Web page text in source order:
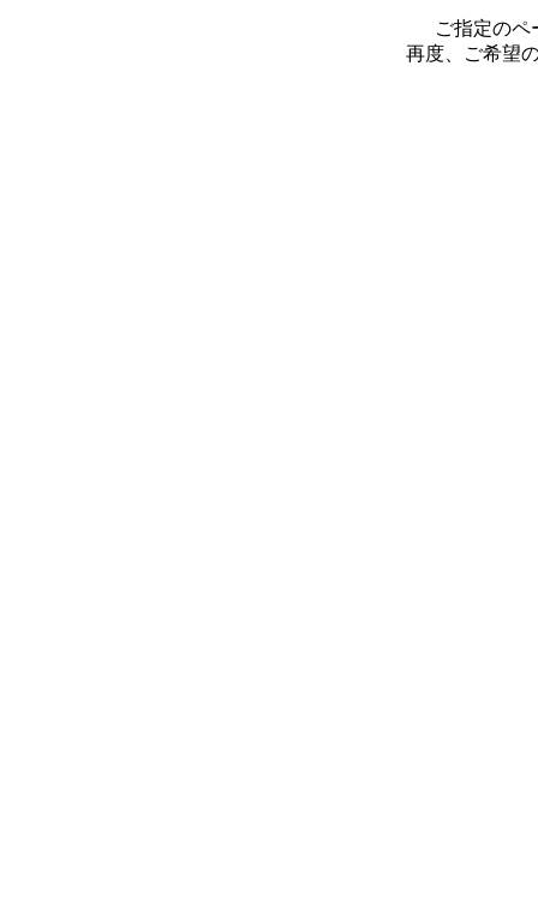
ご指定のペ
再度、ご希望